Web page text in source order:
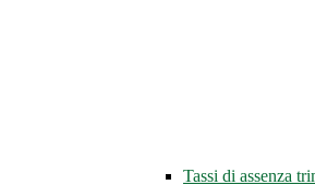
Tassi di assenza